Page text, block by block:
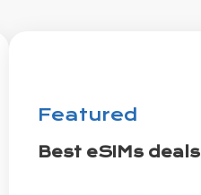
Featured
Best eSIMs deals